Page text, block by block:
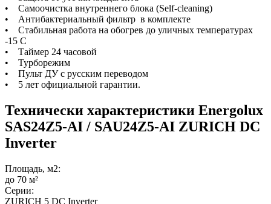
• Самоочистка внутреннего блока (Self-cleaning)
• Антибактериальный фильтр в комплекте
• Стабильная работа на обогрев до уличных температурах
-15 С
• Таймер 24 часовой
• Турборежим
• Пульт ДУ с русским переводом
• 5 лет официальной гарантии.
Технически характеристики Energolux
SAS24Z5-AI / SAU24Z5-AI ZURICH DC
Inverter
Площадь, м2:
до 70 м²
Серии:
ZURICH 5 DC Inverter